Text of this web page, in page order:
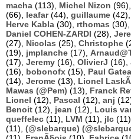
macha (113), Michel Nizon (96),
(66), leafar(44), guillaume (42),
Herve Kabla (30), rthomas (30),
Daniel COHEN-ZARDI (28),
(27), Nicolas (25), Christophe
(19), jmplanche (17),
(17), Jeremy (16), OlivierJ (16),
(16), bobonofx (15), Paul
(14), Jerome (13), Lionel
Mawas (@Pem) (13), Franck
Lionel (12), Pascal (12), anj
Benoit (12), jean (12), Louis
queffelec (11), LVM (11), jlc (11),
(11), (@slebarque)